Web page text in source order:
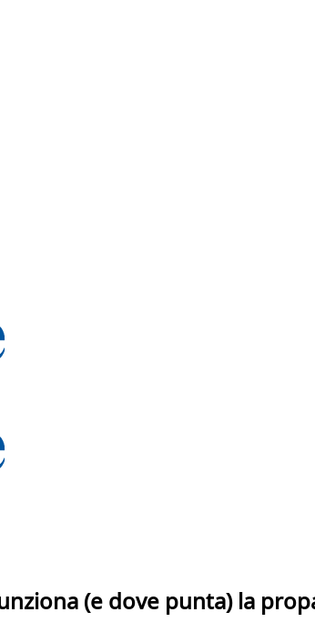
(e dove punta) la